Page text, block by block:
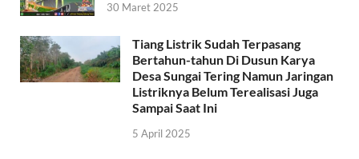
30 Maret 2025
Tiang Listrik Sudah Terpasang
Bertahun-tahun Di Dusun Karya
Desa Sungai Tering Namun Jaringan
Listriknya Belum Terealisasi Juga
Sampai Saat Ini
5 April 2025